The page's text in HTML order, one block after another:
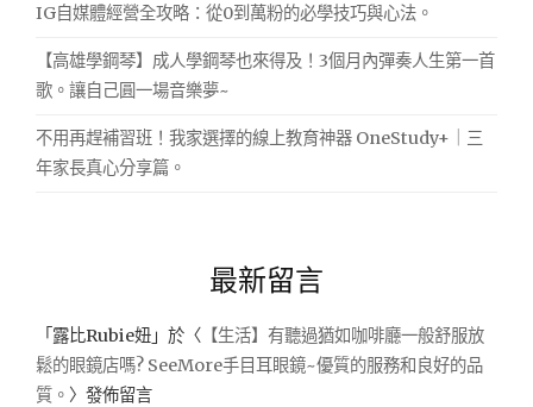
IG自媒體經營全攻略：從0到萬粉的必學技巧與心法。
【高雄學鋼琴】成人學鋼琴也來得及！3個月內彈奏人生第一首
歌。讓自己圓一場音樂夢~
不用再趕補習班！我家選擇的線上教育神器 OneStudy+｜三
年家長真心分享篇。
最新留言
「 露比Rubie妞 」於〈 【生活】有聽過猶如咖啡廳一般舒服放
鬆的眼鏡店嗎? SeeMore手目耳眼鏡~優質的服務和良好的品
質。 〉發佈留言